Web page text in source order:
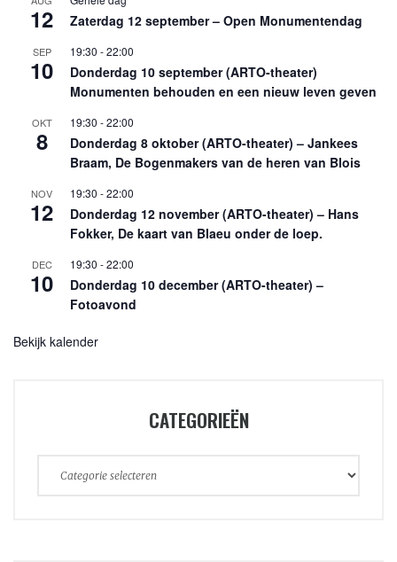
12 Zaterdag 12 september – Open Monumentendag
SEP
10
19:30 -22:00
Donderdag 10 september (ARTO-theater)
Monumenten behouden en een nieuw leven geven
OKT
8
19:30 -22:00
Donderdag 8 oktober (ARTO-theater) – Jankees
Braam, De Bogenmakers van de heren van Blois
NOV
12
19:30 -22:00
Donderdag 12 november (ARTO-theater) – Hans
Fokker, De kaart van Blaeu onder de loep.
DEC
10
19:30 -22:00
Donderdag 10 december (ARTO-theater) –
Fotoavond
Bekijk kalender
CATEGORIEËN
Categorieën